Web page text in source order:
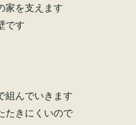
家を支えます
です
組んでいきます
たきにくいので
お客様の声